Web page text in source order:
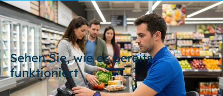
Sehen Sie, wie es bereits
funktioniert